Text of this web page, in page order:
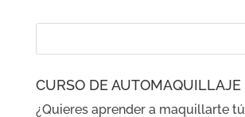
CURSO DE AUTOMAQUILLAJE
¿Quieres aprender a maquillarte tú